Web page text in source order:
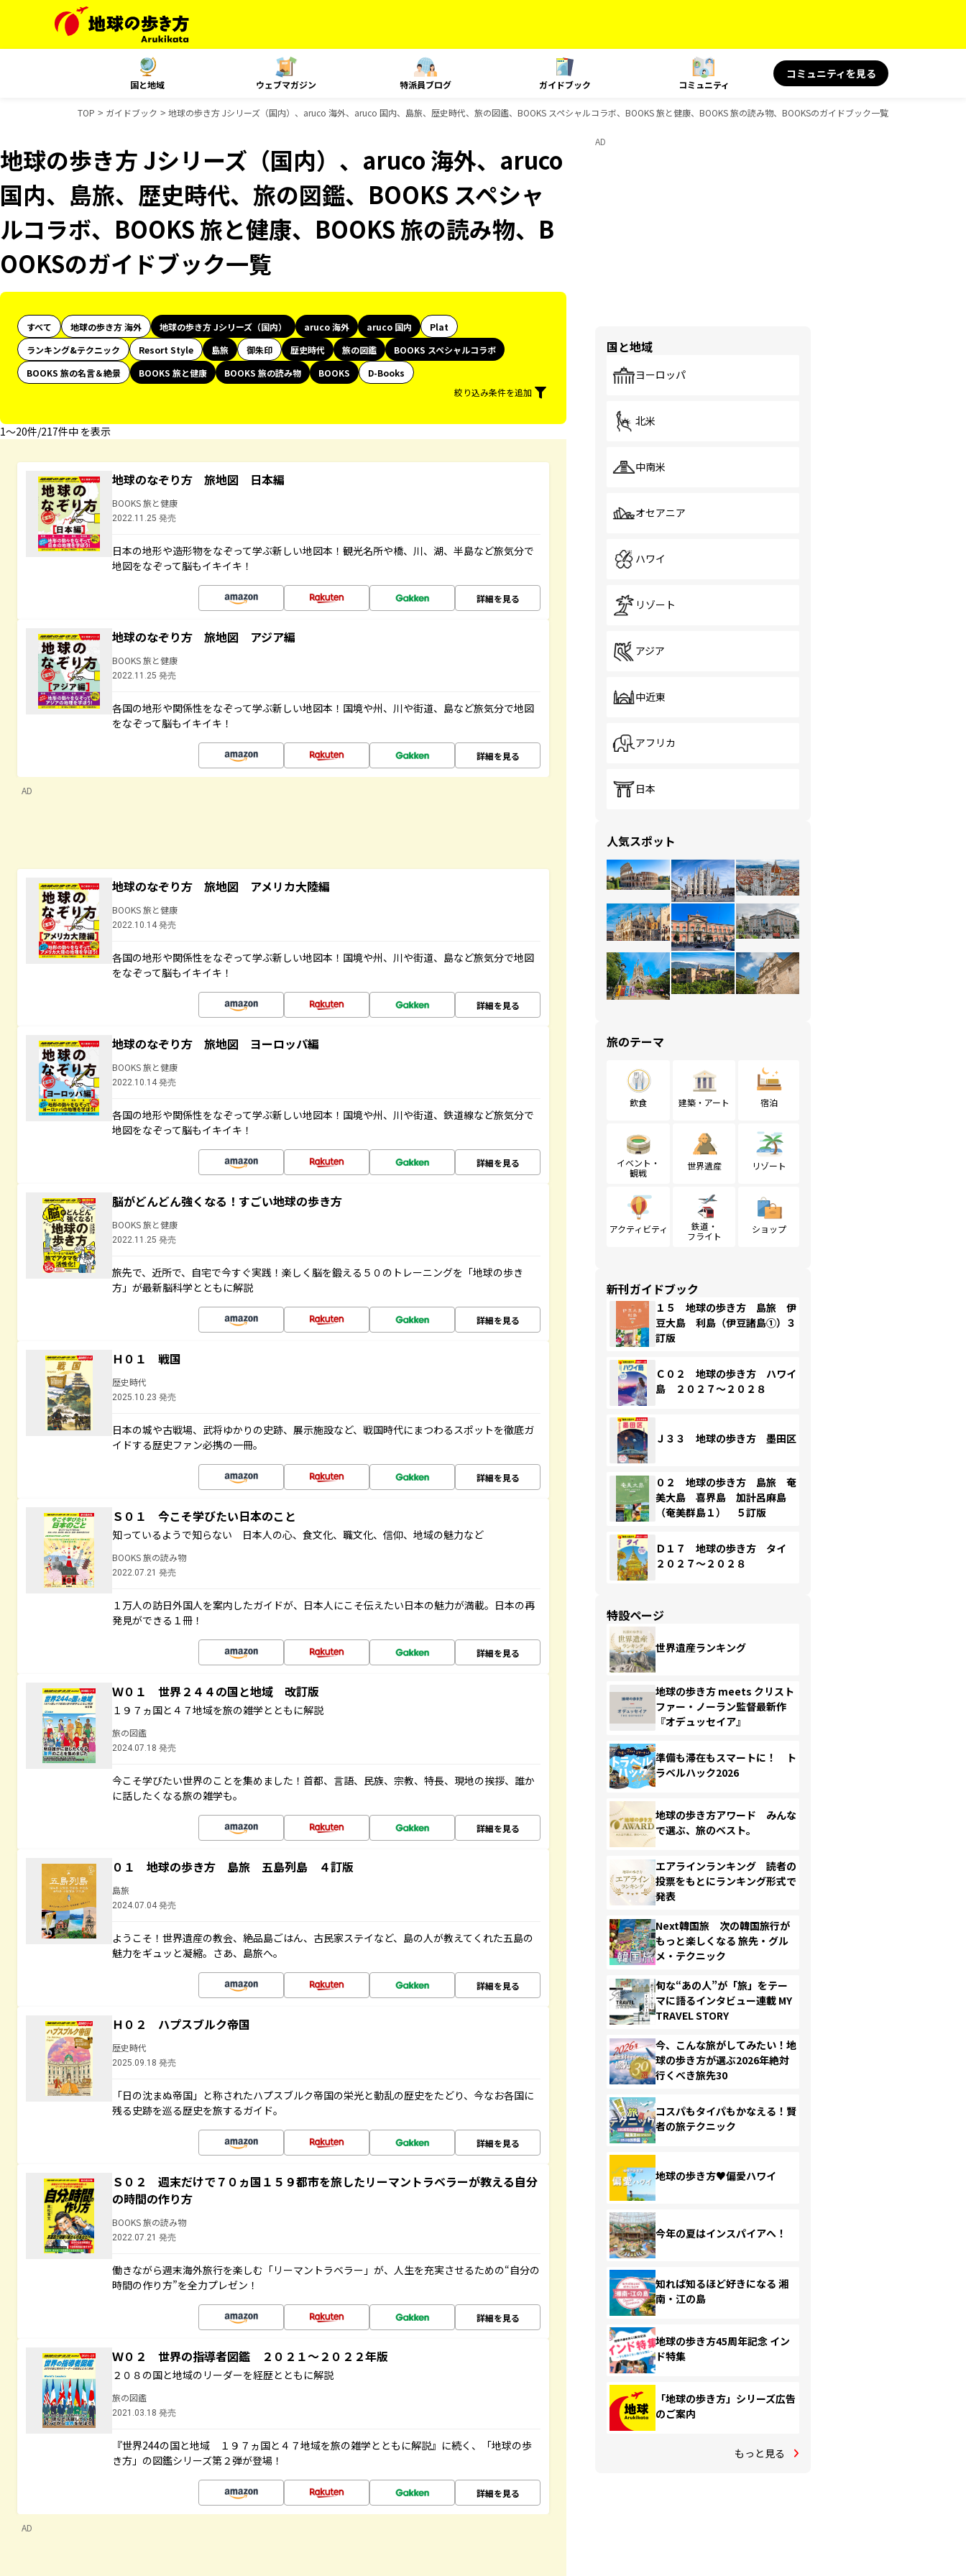
国と地域 ウェブマガジン 特派員ブログ ガイドブック コミュニティ
コミュニティを見る
TOP ガイドブック 地球の歩き方 Jシリーズ（国内）、aruco 海外、aruco 国内、島旅、歴史時代、旅の図鑑、BOOKS スペシャルコラボ、BOOKS 旅と健康、BOOKS 旅の読み物、BOOKSのガイドブック一覧
地球の歩き方 Jシリーズ（国内）、aruco 海外、aruco
国内、島旅、歴史時代、旅の図鑑、BOOKS スペシャ
ルコラボ、BOOKS 旅と健康、BOOKS 旅の読み物、B
OOKSのガイドブック一覧
すべて 地球の歩き方 海外 地球の歩き方 Jシリーズ（国内） aruco 海外 aruco 国内
Plat
ランキング&テクニック
Resort Style 島旅 御朱印 歴史時代 旅の図鑑
BOOKS スペシャルコラボ
BOOKS 旅の名言＆絶景
BOOKS 旅と健康 BOOKS 旅の読み物 BOOKS
D-Books
絞り込み条件を追加
1〜20件/217件中 を表示
地球のなぞり方 旅地図 日本編
BOOKS 旅と健康
2022.11.25 発売
日本の地形や造形物をなぞって学ぶ新しい地図本！観光名所や橋、川、湖、半島など旅気分で
地図をなぞって脳もイキイキ！
詳細を見る
地球のなぞり方 旅地図 アジア編
BOOKS 旅と健康
2022.11.25 発売
各国の地形や関係性をなぞって学ぶ新しい地図本！国境や州、川や街道、島など旅気分で地図
をなぞって脳もイキイキ！
詳細を見る
AD
地球のなぞり方 旅地図 アメリカ大陸編
BOOKS 旅と健康
2022.10.14 発売
各国の地形や関係性をなぞって学ぶ新しい地図本！国境や州、川や街道、島など旅気分で地図
をなぞって脳もイキイキ！
詳細を見る
地球のなぞり方 旅地図 ヨーロッパ編
BOOKS 旅と健康
2022.10.14 発売
各国の地形や関係性をなぞって学ぶ新しい地図本！国境や州、川や街道、鉄道線など旅気分で
地図をなぞって脳もイキイキ！
詳細を見る
脳がどんどん強くなる！すごい地球の歩き方
BOOKS 旅と健康
2022.11.25 発売
旅先で、近所で、自宅で今すぐ実践！楽しく脳を鍛える５０のトレーニングを「地球の歩き
方」が最新脳科学とともに解説
詳細を見る
Ｈ０１ 戦国
歴史時代
2025.10.23 発売
日本の城や古戦場、武将ゆかりの史跡、展示施設など、戦国時代にまつわるスポットを徹底ガ
イドする歴史ファン必携の一冊。
詳細を見る
Ｓ０１ 今こそ学びたい日本のこと
知っているようで知らない 日本人の心、食文化、職文化、信仰、地域の魅力など
BOOKS 旅の読み物
2022.07.21 発売
１万人の訪日外国人を案内したガイドが、日本人にこそ伝えたい日本の魅力が満載。日本の再
発見ができる１冊！
詳細を見る
Ｗ０１ 世界２４４の国と地域 改訂版
１９７ヵ国と４７地域を旅の雑学とともに解説
旅の図鑑
2024.07.18 発売
今こそ学びたい世界のことを集めました！首都、言語、民族、宗教、特長、現地の挨拶、誰か
に話したくなる旅の雑学も。
詳細を見る
０１ 地球の歩き方 島旅 五島列島 ４訂版
島旅
2024.07.04 発売
ようこそ！世界遺産の教会、絶品島ごはん、古民家ステイなど、島の人が教えてくれた五島の
魅力をギュッと凝縮。さあ、島旅へ。
詳細を見る
Ｈ０２ ハプスブルク帝国
歴史時代
2025.09.18 発売
「日の沈まぬ帝国」と称されたハプスブルク帝国の栄光と動乱の歴史をたどり、今なお各国に
残る史跡を巡る歴史を旅するガイド。
詳細を見る
Ｓ０２ 週末だけで７０ヵ国１５９都市を旅したリーマントラベラーが教える自分
の時間の作り方
BOOKS 旅の読み物
2022.07.21 発売
働きながら週末海外旅行を楽しむ「リーマントラベラー」が、人生を充実させるための“自分の
時間の作り方”を全力プレゼン！
詳細を見る
Ｗ０２ 世界の指導者図鑑 ２０２１～２０２２年版
２０８の国と地域のリーダーを経歴とともに解説
旅の図鑑
2021.03.18 発売
『世界244の国と地域 １９７ヵ国と４７地域を旅の雑学とともに解説』に続く、「地球の歩
き方」の図鑑シリーズ第２弾が登場！
詳細を見る
AD
AD
国と地域
ヨーロッパ
北米
中南米
オセアニア
ハワイ
リゾート
アジア
中近東
アフリカ
日本
人気スポット
旅のテーマ
飲食 建築・アート 宿泊
イベント・
観戦
世界遺産 リゾート
アクティビティ
鉄道・
フライト
ショップ
新刊ガイドブック
１５ 地球の歩き方 島旅 伊
豆大島 利島（伊豆諸島①）３
訂版
Ｃ０２ 地球の歩き方 ハワイ
島 ２０２７～２０２８
Ｊ３３ 地球の歩き方 墨田区
０２ 地球の歩き方 島旅 奄
美大島 喜界島 加計呂麻島
（奄美群島１） ５訂版
Ｄ１７ 地球の歩き方 タイ
２０２７～２０２８
特設ページ
世界遺産ランキング
地球の歩き方 meets クリスト
ファー・ノーラン監督最新作
『オデュッセイア』
準備も滞在もスマートに！ ト
ラベルハック2026
地球の歩き方アワード みんな
で選ぶ、旅のベスト。
エアラインランキング 読者の
投票をもとにランキング形式で
発表
Next韓国旅 次の韓国旅行が
もっと楽しくなる 旅先・グル
メ・テクニック
旬な“あの人”が「旅」をテー
マに語るインタビュー連載 MY
TRAVEL STORY
今、こんな旅がしてみたい！地
球の歩き方が選ぶ2026年絶対
行くべき旅先30
コスパもタイパもかなえる！賢
者の旅テクニック
地球の歩き方♥偏愛ハワイ
今年の夏はインスパイアへ！
知れば知るほど好きになる 湘
南・江の島
地球の歩き方45周年記念 イン
ド特集
「地球の歩き方」シリーズ広告
のご案内
もっと見る